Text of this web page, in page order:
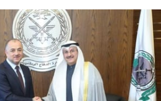
سياسة ناس
إقتصاد فن
منوعات
كأس العالم